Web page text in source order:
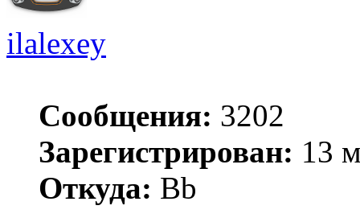
ilalexey
Сообщения: 3202
Зарегистрирован: 13
Откуда: Bb